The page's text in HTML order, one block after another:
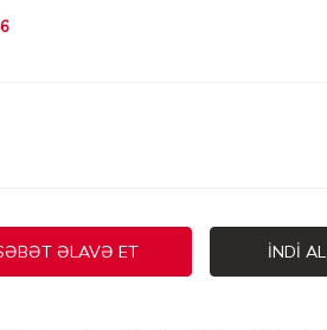
ƏLAVƏ ET İNDI AL